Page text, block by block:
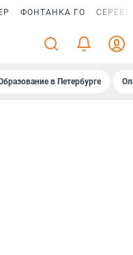
ФОНТАНКА ГО
в Петербурге